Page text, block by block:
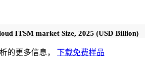
ITSM market Size, 2025 (USD Billion)
的更多信息， 下载免费样品